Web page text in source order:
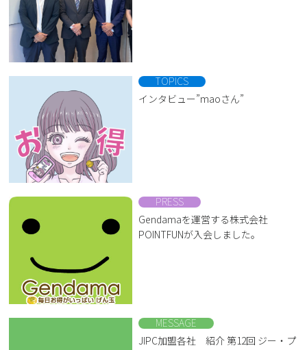
TOPICS
インタビュー”maoさん”
PRESS
Gendamaを運営する株式会社
POINTFUNが入会しました。
MESSAGE
JIPC加盟各社 紹介 第12回 ジー・プ